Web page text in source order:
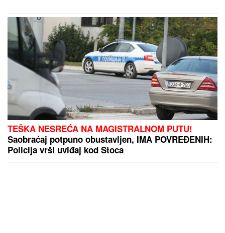
TEŠKA NESREĆA NA MAGISTRALNOM PUTU!
Saobraćaj potpuno obustavljen, IMA POVREĐENIH:
Policija vrši uviđaj kod Stoca